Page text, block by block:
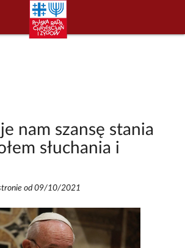
nam szansę stania
słuchania i
od 09/10/2021